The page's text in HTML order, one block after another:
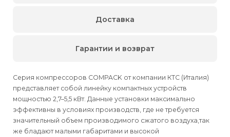
Серия компрессоров COMPACK от компании КТС (Италия)
представляет собой линейку компактных устройств
мощностью 2,7–5,5 кВт. Данные установки максимально
эффективны в условиях производств, где не требуется
значительный объем производимого сжатого воздуха,так
же бладают малыми габаритами и высокой
Доставка
Гарантии и возврат